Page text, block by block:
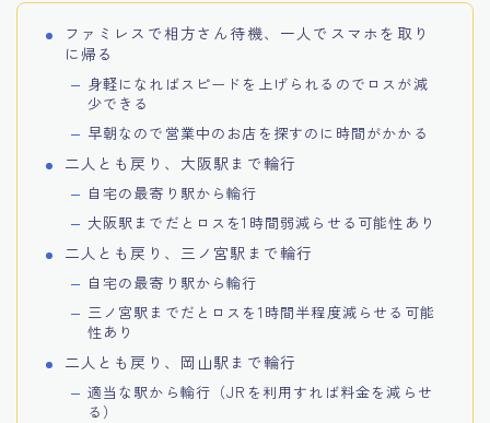
ファミレスで相方さん待機、一人でスマホを取り
に帰る
身軽になればスピードを上げられるのでロスが減
少できる
早朝なので営業中のお店を探すのに時間がかかる
二人とも戻り、大阪駅まで輪行
自宅の最寄り駅から輪行
大阪駅までだとロスを1時間弱減らせる可能性あり
二人とも戻り、三ノ宮駅まで輪行
自宅の最寄り駅から輪行
三ノ宮駅までだとロスを1時間半程度減らせる可能
性あり
二人とも戻り、岡山駅まで輪行
適当な駅から輪行（JRを利用すれば料金を減らせ
る）